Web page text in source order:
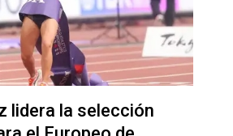
lidera la selección